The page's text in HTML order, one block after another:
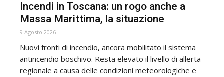
Incendi in Toscana: un rogo anche a
Massa Marittima, la situazione
9 Agosto 2026
Nuovi fronti di incendio, ancora mobilitato il sistema
antincendio boschivo. Resta elevato il livello di allerta
regionale a causa delle condizioni meteorologiche e